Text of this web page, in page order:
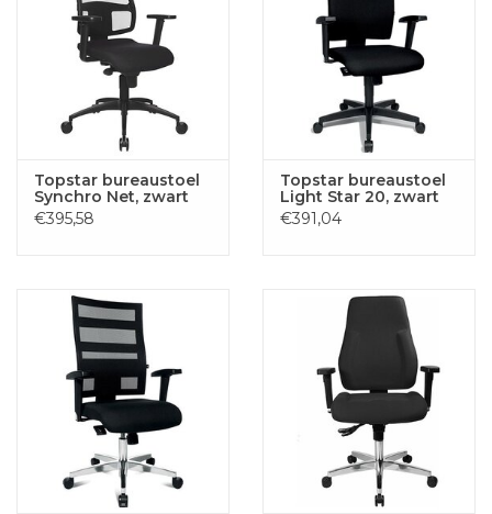
Topstar bureaustoel
Synchro Net, zwart
€395,58
Topstar bureaustoel
Light Star 20, zwart
€391,04